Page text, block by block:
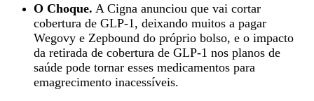
O Choque. A Cigna anunciou que vai cortar
cobertura de GLP‑1, deixando muitos a pagar
Wegovy e Zepbound do próprio bolso, e o impacto
da retirada de cobertura de GLP‑1 nos planos de
saúde pode tornar esses medicamentos para
emagrecimento inacessíveis.